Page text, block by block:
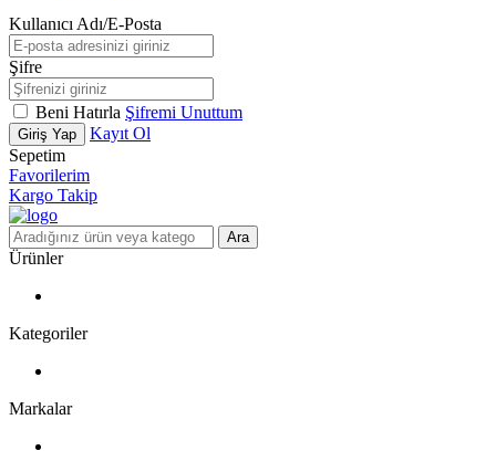
Kullanıcı Adı/E-Posta
Şifre
Beni Hatırla Şifremi Unuttum
Giriş Yap
Kayıt Ol
Sepetim
Favorilerim
Kargo Takip
Ara
Ürünler
Kategoriler
Markalar